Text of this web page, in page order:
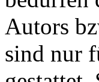
Autors
sind nur